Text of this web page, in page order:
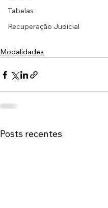
Tabelas
Recuperação Judicial
Modalidades
Posts recentes